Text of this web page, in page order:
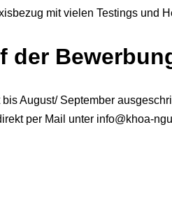
mit vielen Testings und
der
bis August/ September
per Mail unter info@khoa-